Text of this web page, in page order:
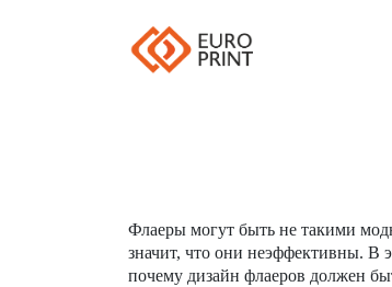
Флаеры могут быть не такими
значит, что они неэффективны. В
почему дизайн флаеров должен